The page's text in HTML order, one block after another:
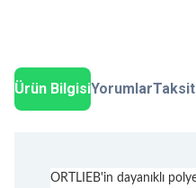
Ürün BilgisiYorumlar
ORTLIEB'in dayanıklı